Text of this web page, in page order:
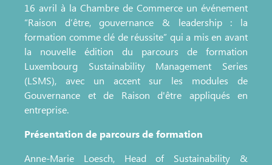
16 avril à la Chambre de Commerce un événement
“Raison d’être, gouvernance & leadership : la
formation comme clé de réussite” qui a mis en avant
la nouvelle édition du parcours de formation
Luxembourg Sustainability Management Series
(LSMS), avec un accent sur les modules de
Gouvernance et de Raison d'être appliqués en
entreprise.
Présentation de parcours de formation
Anne-Marie Loesch, Head of Sustainability &